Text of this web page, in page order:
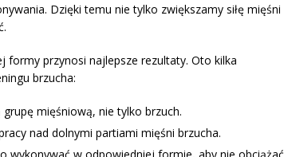
Dzięki temu nie tylko zwiększamy siłę mięśni
formy przynosi najlepsze rezultaty. Oto kilka
brzucha:
mięśniową, nie tylko brzuch.
nad dolnymi partiami mięśni brzucha.
wykonywać w odpowiedniej formie, aby nie obciążać